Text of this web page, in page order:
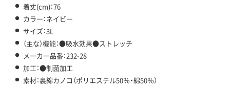
着丈(cm)：76
カラー：ネイビー
サイズ：3L
（主な）機能：●吸水効果●ストレッチ
メーカー品番：232-28
加工：●制菌加工
素材：裏綿カノコ（ポリエステル50％・綿50％）